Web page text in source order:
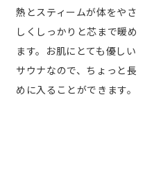
熱とスティームが体をやさ
しくしっかりと芯まで暖め
ます。お肌にとても優しい
サウナなので、ちょっと長
めに入ることができます。